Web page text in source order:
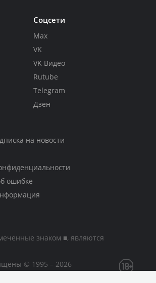
Соцсети
Max
VK
VK Видео
Rutube
Telegram
Дзен
на новости
ошибке
знаком ■, являются
© 1995 – 2026